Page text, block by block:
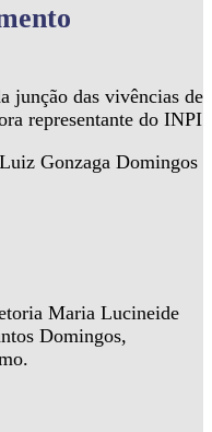
junção das vivências de
representante do INPI
Gonzaga Domingos
Maria Lucineide
Domingos,